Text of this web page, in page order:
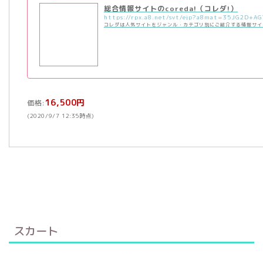
総合情報サイトのcoreda!（コレダ!）
コレダは人気サイトをジャンル・カテゴリ別にご紹介する情報サ
価格: 16,500円
(2020/9/7 12:35時点)
スカート